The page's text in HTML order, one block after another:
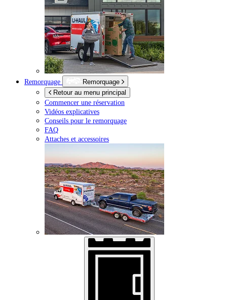
Remorquage
Remorquage
Retour au menu principal
Commencer une réservation
Vidéos explicatives
Conseils pour le remorquage
FAQ
Attaches et accessoires